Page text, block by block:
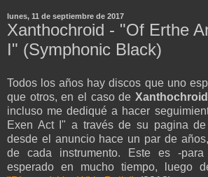
lunes, 11 de septiembre de 2017
Xanthochroid - "Of Erthe
I" (Symphonic Black)
Todos los años hay discos que uno
que otros, en el caso de Xanthochroid
incluso me dediqué a hacer
Exen Act I" a través de su pagina
desde el anuncio hace un par de
de cada instrumento. Este es -
esperado en mucho tiempo, luego